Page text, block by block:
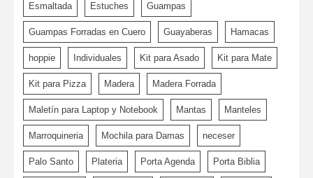
Esmaltada Estuches Guampas
Guampas Forradas en Cuero Guayaberas Hamacas
hoppie Individuales Kit para Asado Kit para Mate
Kit para Pizza Madera Madera Forrada
Maletín para Laptop y Notebook Mantas Manteles
Marroquineria Mochila para Damas neceser
Palo Santo Plateria Porta Agenda Porta Biblia